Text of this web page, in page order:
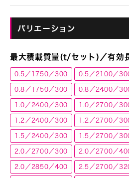
バリエーション
最大積載質量(t/セット)／有効
0.5／1750／300 0.5／2100／
0.8／1750／300 0.8／2400／
1.0／2400／300 1.0／2700／
1.2／2400／300 1.2／2700／
1.5／2400／300 1.5／2700／
2.0／2700／300 2.0／2700／
2.0／2850／400 2.5／2700／